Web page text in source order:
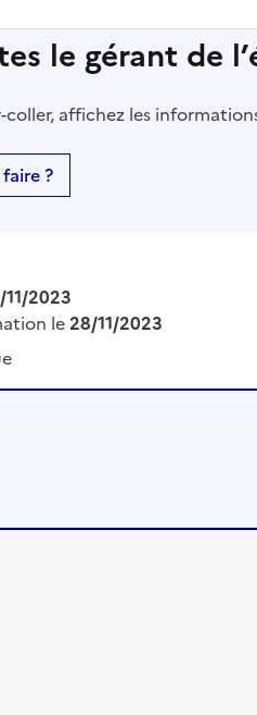
le gérant de
coller, affichez les
?
2023
le28/11/2023